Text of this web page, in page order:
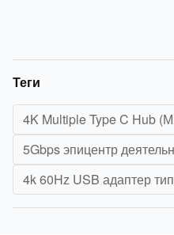
Теги
4K Multiple Type C Hub
5Gbps эпицентр
4k 60Hz USB адаптер